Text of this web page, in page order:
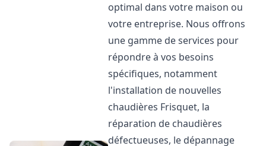
optimal dans votre maison ou
votre entreprise. Nous offrons
une gamme de services pour
répondre à vos besoins
spécifiques, notamment
l'installation de nouvelles
chaudières Frisquet, la
réparation de chaudières
défectueuses, le dépannage